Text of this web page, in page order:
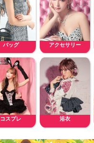
バッグ アクセサリー
コスプレ 浴衣